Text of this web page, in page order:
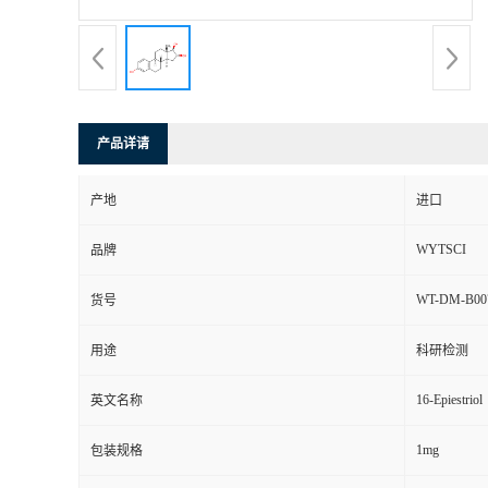
产品详请
产地 进口
品牌 WYTSCI
货号 WT-DM-
用途 科研检测
英文名称 16-Epiestriol
包装规格 1mg